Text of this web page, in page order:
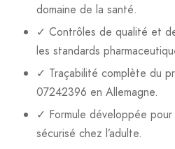
domaine de la santé.
✓ Contrôles de qualité et
les standards
✓ Traçabilité complète du
07242396 en Allemagne.
✓ Formule développée
sécurisé chez l’adulte.